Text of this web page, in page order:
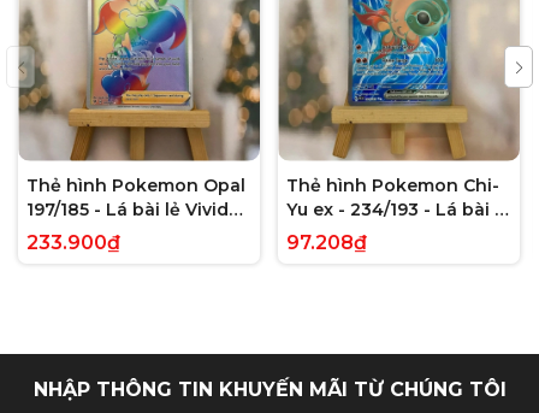
Thẻ hình Pokemon Opal
197/185 - Lá bài lẻ Vivid
Voltage Hyper Rare tiếng
Anh chính hãng
233.900₫
Thẻ hình Pokemon Chi-
Yu ex - 234/193 - Lá bài lẻ
Paldea Evolved Full Art
Secret Rare tiếng Anh
97.208₫
NHẬP THÔNG TIN KHUYẾN MÃI TỪ CHÚNG TÔI